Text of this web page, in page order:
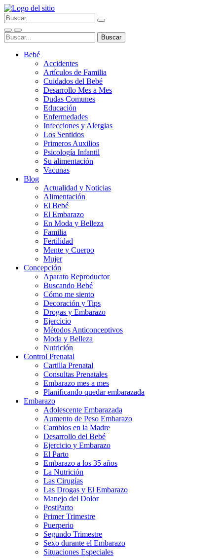
Bebé
Accidentes
Artículos de Familia
Cuidados del Bebé
Desarrollo Mes a Mes
Dudas Comunes
Educación
Enfermedades
Infecciones y Alergias
Los Sentidos
Primeros Auxilios
Psicología Infantil
Su alimentación
Vacunas
Blog
Actualidad y Noticias
Alimentación
El Bebé
El Embarazo
En Moda y Belleza
Familia
Fertilidad
Mente y Cuerpo
Mujer
Concepción
Aparato Reproductor
Buscando Bebé
Cómo me siento
Decoración y Tips
Drogas y Embarazo
Ejercicio
Métodos Anticonceptivos
Moda y Belleza
Nutrición
Control Prenatal
Cartilla Prenatal
Consultas Prenatales
Embarazo mes a mes
Planificando quedar embarazada
Embarazo
Adolescente Embarazada
Aumento de Peso Embarazo
Cambios en la Madre
Desarrollo del Bebé
Ejercicio y Embarazo
El Parto
Embarazo a los 35 años
La Nutrición
Las Cirugías
Las Drogas y El Embarazo
Manejo del Dolor
PostParto
Primer Trimestre
Puerperio
Segundo Trimestre
Sexo durante el Embarazo
Situaciones Especiales